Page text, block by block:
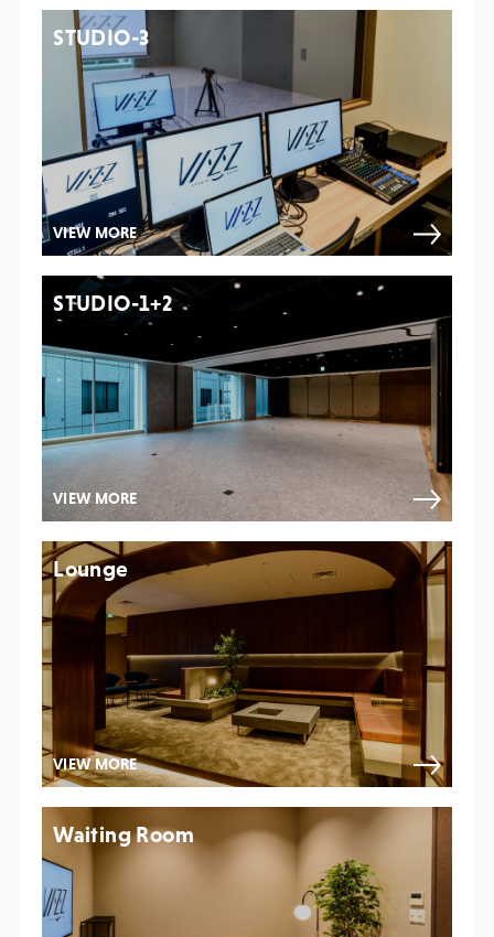
STUDIO-3
VIEW MORE
STUDIO-1+2
VIEW MORE
Lounge
VIEW MORE
Waiting Room